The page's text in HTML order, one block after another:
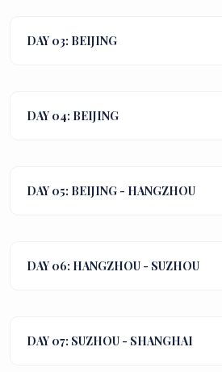
DAY 03: BEIJING
DAY 04: BEIJING
DAY 05: BEIJING - HANGZHOU
DAY 06: HANGZHOU - SUZHOU
DAY 07: SUZHOU - SHANGHAI